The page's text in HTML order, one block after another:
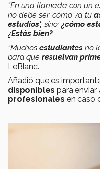
“En una llamada con un
no debe ser 'cómo va tu
estudios',sino: ¿cómo
¿Estás bien?
“Muchos estudiantes no
para que resuelvan
LeBlanc.
Añadió que es
disponibles para enviar
profesionales en caso